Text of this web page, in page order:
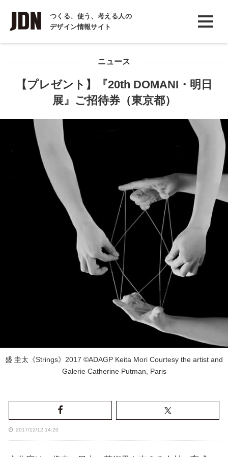
つくる、使う、考える人の
デザイン情報サイト
INTERVIEW
インタビュー
COLUMN
ニュース
【プレゼント】『20th DOMANI・明日
展』ご招待券（東京都）
盛 圭太《Strings》2017 ©ADAGP Keita Mori Courtesy the artist and
Galerie Catherine Putman, Paris
2017/12/12 14:20